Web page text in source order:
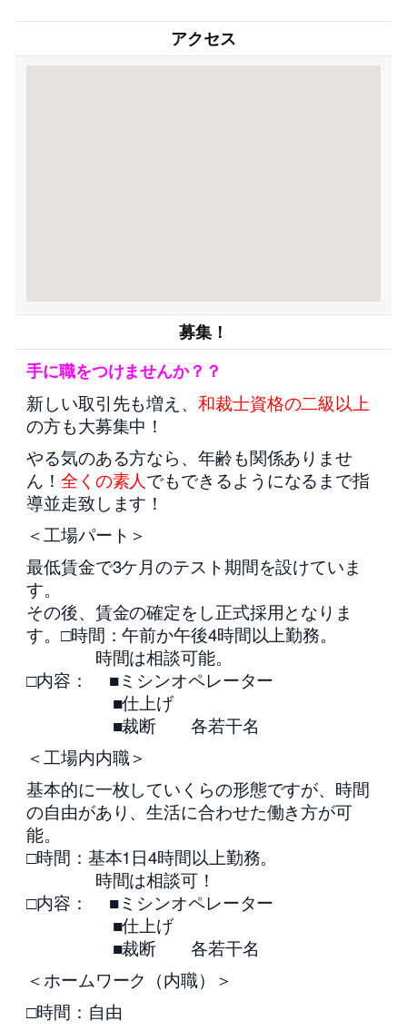
アクセス
募集！
手に職をつけませんか？？
新しい取引先も増え、 和裁士資格の二級以上
の方も大募集中！
やる気のある方なら、年齢も関係ありませ
ん！ 全くの素人でもできるようになるまで指
導並走致します！
＜工場パート＞
最低賃金で3ケ月のテスト期間を設けていま
す。
その後、賃金の確定をし正式採用となりま
す。□時間：午前か午後4時間以上勤務。
時間は相談可能。
□内容： ■ミシンオペレーター
■仕上げ
■裁断 各若干名
＜工場内内職＞
基本的に一枚していくらの形態ですが、時間
の自由があり、生活に合わせた働き方が可
能。
□時間：基本1日4時間以上勤務。
時間は相談可！
□内容： ■ミシンオペレーター
■仕上げ
■裁断 各若干名
＜ホームワーク（内職）＞
□時間：自由